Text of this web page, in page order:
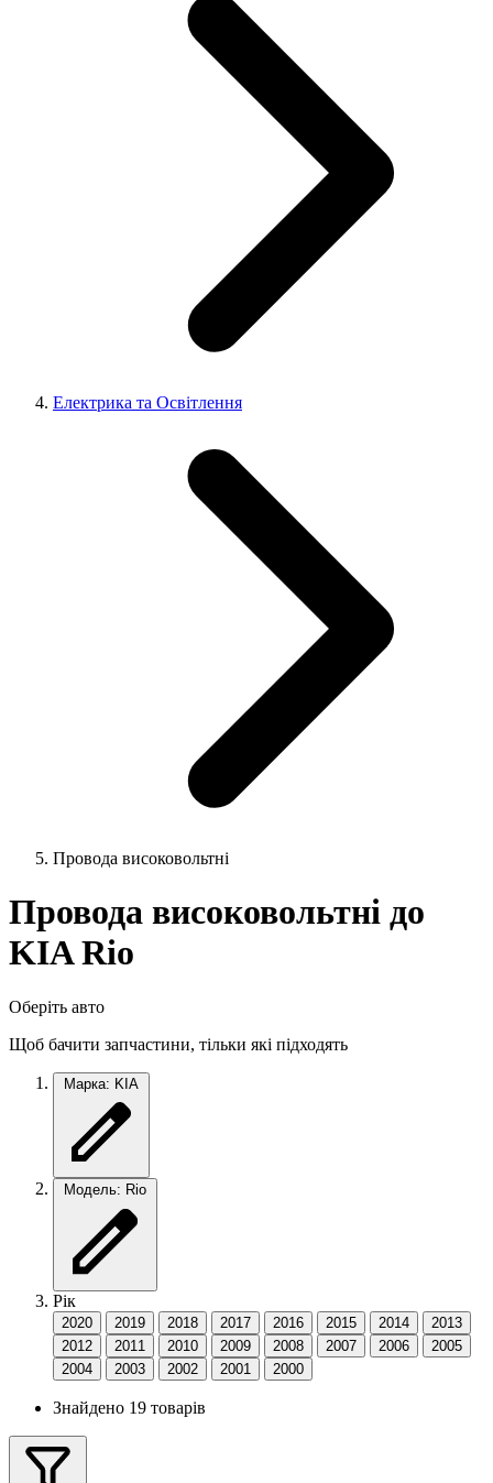
Електрика та Освітлення
Провода високовольтні
Провода високовольтні до
KIA Rio
Оберіть авто
Щоб бачити запчастини, тільки які підходять
Марка: KIA
Модель: Rio
Рік
2020 2019 2018 2017 2016 2015 2014
2013
2012
2011 2010 2009 2008 2007 2006
2005
2004
2003 2002 2001 2000
Знайдено 19 товарів